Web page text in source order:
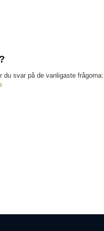
du svar på de vanligaste frågorna: